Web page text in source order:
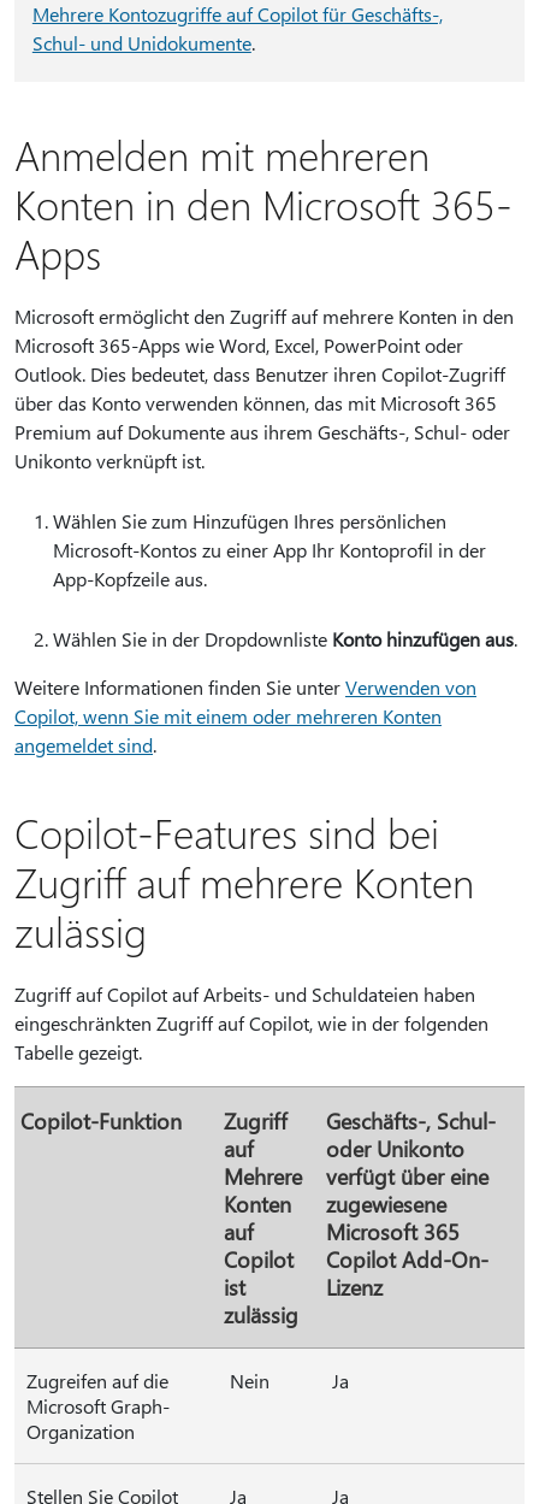
Mehrere Kontozugriffe auf Copilot für Geschäfts-,
Schul- und Unidokumente.
Anmelden mit mehreren
Konten in den Microsoft 365-
Apps
Microsoft ermöglicht den Zugriff auf mehrere Konten in den
Microsoft 365-Apps wie Word, Excel, PowerPoint oder
Outlook. Dies bedeutet, dass Benutzer ihren Copilot-Zugriff
über das Konto verwenden können, das mit Microsoft 365
Premium auf Dokumente aus ihrem Geschäfts-, Schul- oder
Unikonto verknüpft ist.
Wählen Sie zum Hinzufügen Ihres persönlichen
Microsoft-Kontos zu einer App Ihr Kontoprofil in der
App-Kopfzeile aus.
Wählen Sie in der Dropdownliste Konto hinzufügen aus.
Weitere Informationen finden Sie unterVerwenden von
Copilot, wenn Sie mit einem oder mehreren Konten
angemeldet sind.
Copilot-Features sind bei
Zugriff auf mehrere Konten
zulässig
Zugriff auf Copilot auf Arbeits- und Schuldateien haben
eingeschränkten Zugriff auf Copilot, wie in der folgenden
Tabelle gezeigt.
Copilot-Funktion
Zugriff
auf
Mehrere
Konten
auf
Copilot
ist
zulässig
Geschäfts-, Schul-
oder Unikonto
verfügt über eine
zugewiesene
Microsoft 365
Copilot Add-On-
Lizenz
Zugreifen auf die
Microsoft Graph-
Organization
Nein Ja
Stellen Sie Copilot Ja Ja